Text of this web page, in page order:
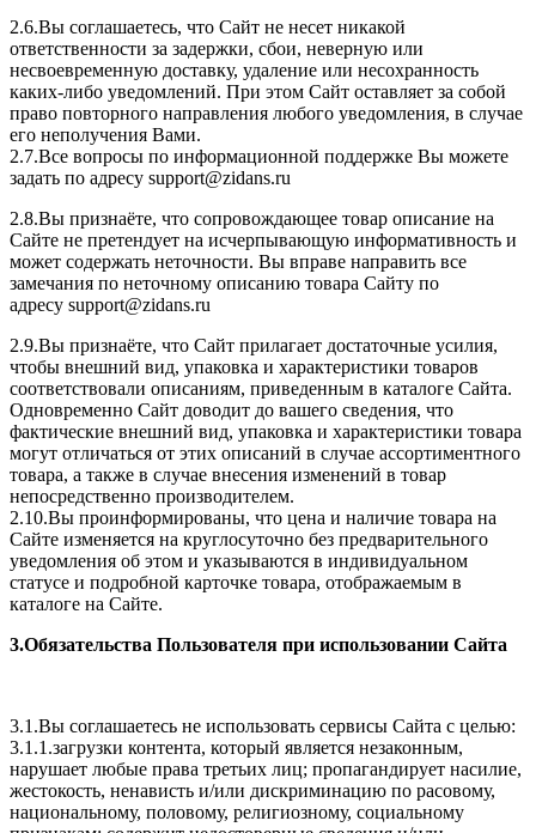
2.6.Вы соглашаетесь, что Сайт не несет никакой
ответственности за задержки, сбои, неверную или
несвоевременную доставку, удаление или несохранность
каких-либо уведомлений. При этом Сайт оставляет за собой
право повторного направления любого уведомления, в случае
его неполучения Вами.
2.7.Все вопросы по информационной поддержке Вы можете
задать по адресу support@zidans.ru
2.8.Вы признаёте, что сопровождающее товар описание на
Сайте не претендует на исчерпывающую информативность и
может содержать неточности. Вы вправе направить все
замечания по неточному описанию товара Сайту по
адресу support@zidans.ru
2.9.Вы признаёте, что Сайт прилагает достаточные усилия,
чтобы внешний вид, упаковка и характеристики товаров
соответствовали описаниям, приведенным в каталоге Сайта.
Одновременно Сайт доводит до вашего сведения, что
фактические внешний вид, упаковка и характеристики товара
могут отличаться от этих описаний в случае ассортиментного
товара, а также в случае внесения изменений в товар
непосредственно производителем.
2.10.Вы проинформированы, что цена и наличие товара на
Сайте изменяется на круглосуточно без предварительного
уведомления об этом и указываются в индивидуальном
статусе и подробной карточке товара, отображаемым в
каталоге на Сайте.
3.Обязательства Пользователя при использовании Сайта
3.1.Вы соглашаетесь не использовать сервисы Сайта с целью:
3.1.1.загрузки контента, который является незаконным,
нарушает любые права третьих лиц; пропагандирует насилие,
жестокость, ненависть и/или дискриминацию по расовому,
национальному, половому, религиозному, социальному